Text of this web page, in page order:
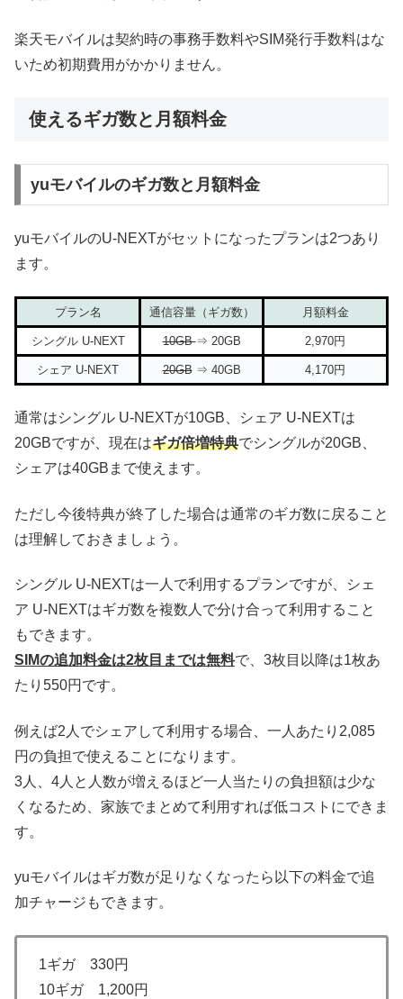
楽天モバイルは契約時の事務手数料やSIM発行手数料はな
いため初期費用がかかりません。
使えるギガ数と月額料金
yuモバイルのギガ数と月額料金
yuモバイルのU-NEXTがセットになったプランは2つあり
ます。
プラン名 通信容量（ギガ数） 月額料金
シングル U-NEXT 10GB⇒ 20GB 2,970円
シェア U-NEXT 20GB⇒ 40GB 4,170円
通常はシングル U-NEXTが10GB、シェア U-NEXTは
20GBですが、現在はギガ倍増特典でシングルが20GB、
シェアは40GBまで使えます。
ただし今後特典が終了した場合は通常のギガ数に戻ること
は理解しておきましょう。
シングル U-NEXTは一人で利用するプランですが、シェ
ア U-NEXTはギガ数を複数人で分け合って利用すること
もできます。
SIMの追加料金は2枚目までは無料で、3枚目以降は1枚あ
たり550円です。
例えば2人でシェアして利用する場合、一人あたり2,085
円の負担で使えることになります。
3人、4人と人数が増えるほど一人当たりの負担額は少な
くなるため、家族でまとめて利用すれば低コストにできま
す。
yuモバイルはギガ数が足りなくなったら以下の料金で追
加チャージもできます。
1ギガ 330円
10ギガ 1,200円